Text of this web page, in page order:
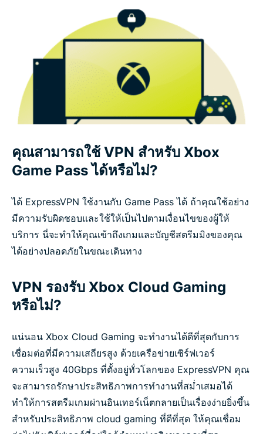
คุณสามารถใช้ VPN สำหรับ Xbox
Game Pass ได้หรือไม่?
ได้ ExpressVPN ใช้งานกับ Game Pass ได้ ถ้าคุณใช้อย่าง
มีความรับผิดชอบและใช้ให้เป็นไปตามเงื่อนไขของผู้ให้
บริการ นี่จะทำให้คุณเข้าถึงเกมและบัญชีสตรีมมิงของคุณ
ได้อย่างปลอดภัยในขณะเดินทาง
VPN รองรับ Xbox Cloud Gaming
หรือไม่?
แน่นอน Xbox Cloud Gaming จะทำงานได้ดีที่สุดกับการ
เชื่อมต่อที่มีความเสถียรสูง ด้วยเครือข่ายเซิร์ฟเวอร์
ความเร็วสูง 40Gbps ที่ตั้งอยู่ทั่วโลกของ ExpressVPN คุณ
จะสามารถรักษาประสิทธิภาพการทำงานที่สม่ำเสมอได้
ทำให้การสตรีมเกมผ่านอินเทอร์เน็ตกลายเป็นเรื่องง่ายยิ่งขึ้น
สำหรับประสิทธิภาพ cloud gaming ที่ดีที่สุด ให้คุณเชื่อม